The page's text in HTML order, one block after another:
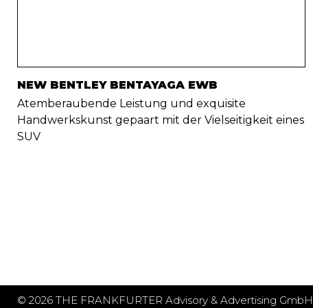
NEW BENTLEY BENTAYAGA EWB
Atemberaubende Leistung und exquisite
Handwerkskunst gepaart mit der Vielseitigkeit eines
SUV
© 2026 THE FRANKFURTER Advisory & Advertising GmbH